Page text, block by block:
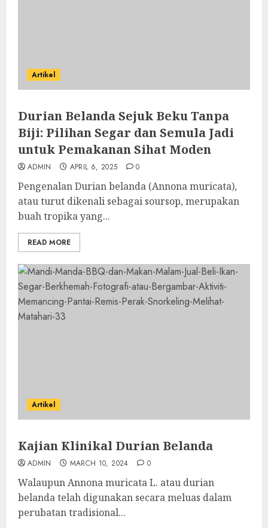
Artikel
Durian Belanda Sejuk Beku Tanpa
Biji: Pilihan Segar dan Semula Jadi
untuk Pemakanan Sihat Moden
ADMIN APRIL 6, 2025 0
Pengenalan Durian belanda (Annona muricata),
atau turut dikenali sebagai soursop, merupakan
buah tropika yang...
READ MORE
Artikel
Kajian Klinikal Durian Belanda
ADMIN MARCH 10, 2024 0
Walaupun Annona muricata L. atau durian
belanda telah digunakan secara meluas dalam
perubatan tradisional...